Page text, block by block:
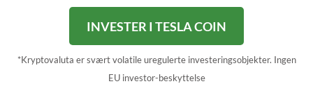
INVESTER I TESLA COIN
*Kryptovaluta er svært volatile uregulerte investeringsobjekter. Ingen
EU investor-beskyttelse